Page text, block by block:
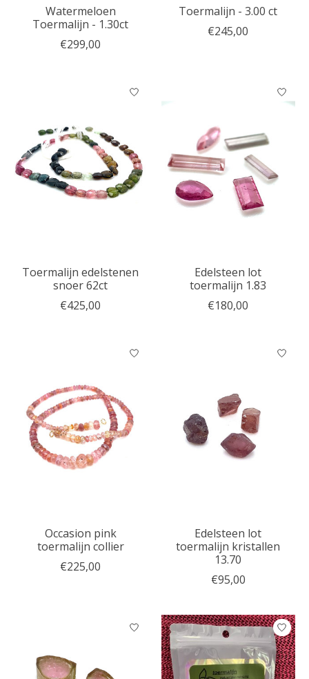
Watermeloen
Toermalijn - 1.30ct
€299,00
Toermalijn - 3.00 ct
€245,00
Toermalijn edelstenen
snoer 62ct
€425,00
Edelsteen lot
toermalijn 1.83
€180,00
Occasion pink
toermalijn collier
€225,00
Edelsteen lot
toermalijn kristallen
13.70
€95,00